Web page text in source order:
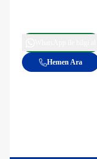
Hemen Ara